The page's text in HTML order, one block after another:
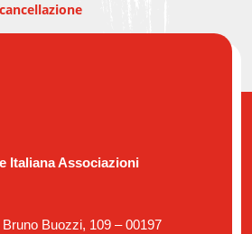
Italiana Associazioni
Bruno Buozzi, 109 – 00197